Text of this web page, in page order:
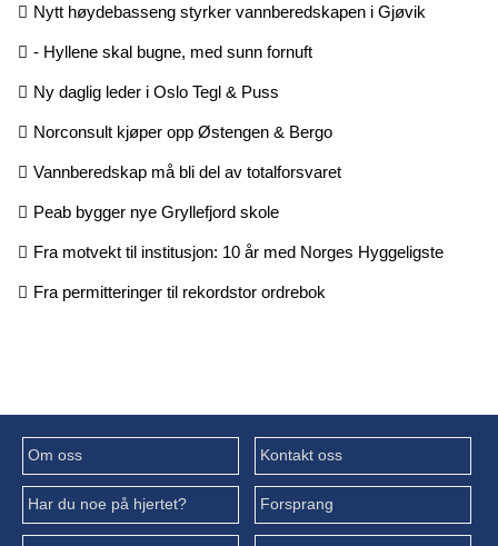
Nytt høydebasseng styrker vannberedskapen i Gjøvik
- Hyllene skal bugne, med sunn fornuft
Ny daglig leder i Oslo Tegl & Puss
Norconsult kjøper opp Østengen & Bergo
Vannberedskap må bli del av totalforsvaret
Peab bygger nye Gryllefjord skole
Fra motvekt til institusjon: 10 år med Norges Hyggeligste
Fra permitteringer til rekordstor ordrebok
Om oss Kontakt oss
Har du noe på hjertet? Forsprang